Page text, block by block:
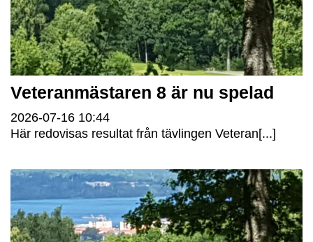
Veteranmästaren 8 är nu spelad
2026-07-16 10:44
Här redovisas resultat från tävlingen Veteran[...]